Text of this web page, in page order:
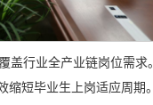
行业全产业链岗位需
短毕业生上岗适应周